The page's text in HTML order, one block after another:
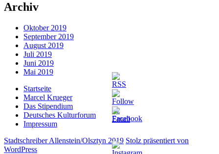
Archiv
Oktober 2019
September 2019
August 2019
Juli 2019
Juni 2019
Mai 2019
Startseite
Marcel Krueger
Das Stipendium
Deutsches Kulturforum
Impressum
Stadtschreiber Allenstein/Olsztyn 2019 Stolz präsentiert von
WordPress